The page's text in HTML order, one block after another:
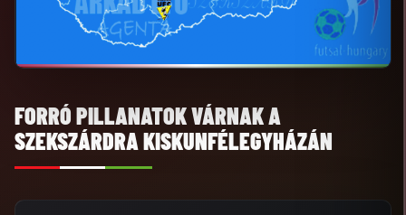
FORRÓ PILLANATOK VÁRNAK A
SZEKSZÁRDRA KISKUNFÉLEGYHÁZÁN